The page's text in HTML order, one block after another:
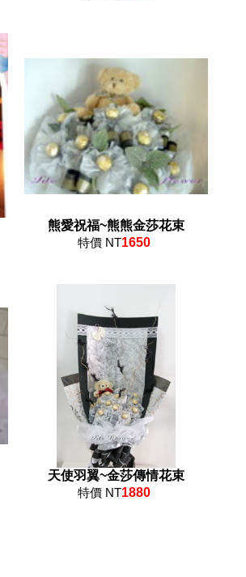
熊愛祝福~熊熊金莎花束
特價 NT1650
天使羽翼~金莎傳情花束
特價 NT1880